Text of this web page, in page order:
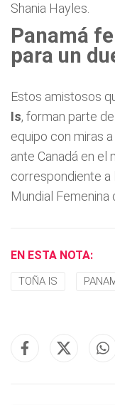
Shania Hayles.
Panamá
para un
Estos amistosos
Is, forman parte
equipo con miras
ante Canadá en el
correspondiente a
Mundial Femenina
EN ESTA NOTA:
TOÑA IS